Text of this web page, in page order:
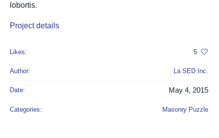
lobortis.
Project details
Likes: 5
Author: La SED Inc.
Date: May 4, 2015
Categories: Masonry Puzzle